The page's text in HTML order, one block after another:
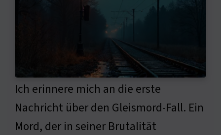
Ich erinnere mich an die erste
Nachricht über den Gleismord-Fall. Ein
Mord, der in seiner Brutalität